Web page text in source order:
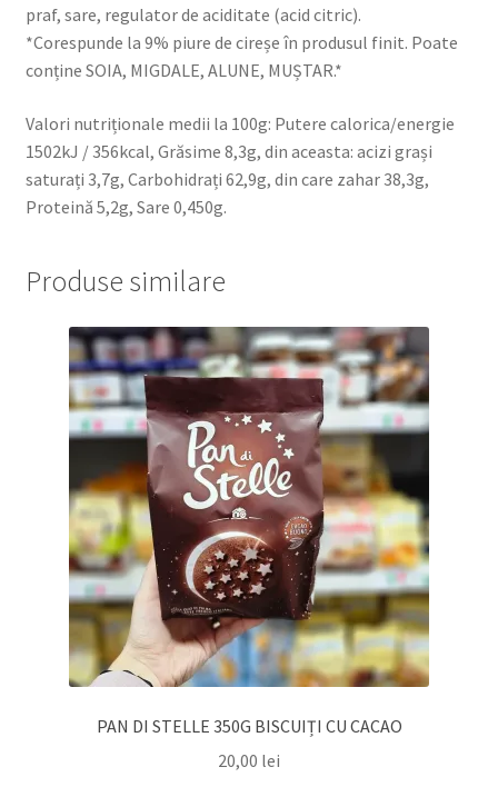
praf, sare, regulator de aciditate (acid citric).
*Corespunde la 9% piure de cireșe în produsul finit. Poate
conține SOIA, MIGDALE, ALUNE, MUȘTAR.*
Valori nutriționale medii la 100g: Putere calorica/energie
1502kJ / 356kcal, Grăsime 8,3g, din aceasta: acizi grași
saturați 3,7g, Carbohidrați 62,9g, din care zahar 38,3g,
Proteină 5,2g, Sare 0,450g.
Produse similare
PAN DI STELLE 350G BISCUIȚI CU CACAO
20,00 lei